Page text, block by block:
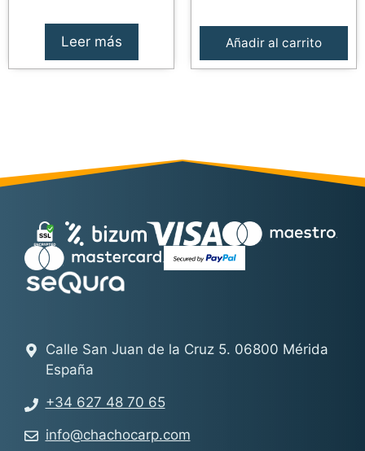
Leer más Añadir al carrito
Calle San Juan de la Cruz 5. 06800 Mérida
España
+34 627 48 70 65
info@chachocarp.com